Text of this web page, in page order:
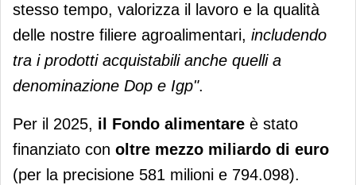
stesso tempo, valorizza il lavoro e la qualità
delle nostre filiere agroalimentari, includendo
tra i prodotti acquistabili anche quelli a
denominazione Dop e Igp".
Per il 2025, il Fondo alimentare è stato
finanziato con oltre mezzo miliardo di euro
(per la precisione 581 milioni e 794.098).